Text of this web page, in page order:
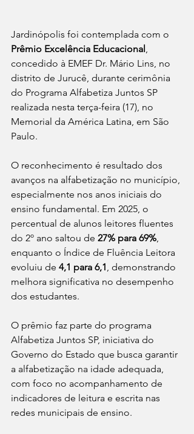
Jardinópolis foi contemplada com o
Prêmio Excelência Educacional ,
concedido à EMEF Dr. Mário Lins, no
distrito de Jurucê, durante cerimônia
do Programa Alfabetiza Juntos SP
realizada nesta terça-feira (17), no
Memorial da América Latina, em São
Paulo.
O reconhecimento é resultado dos
avanços na alfabetização no município,
especialmente nos anos iniciais do
ensino fundamental. Em 2025, o
percentual de alunos leitores fluentes
do 2º ano saltou de 27% para 69%,
enquanto o Índice de Fluência Leitora
evoluiu de 4,1 para 6,1, demonstrando
melhora significativa no desempenho
dos estudantes.
O prêmio faz parte do programa
Alfabetiza Juntos SP, iniciativa do
Governo do Estado que busca garantir
a alfabetização na idade adequada,
com foco no acompanhamento de
indicadores de leitura e escrita nas
redes municipais de ensino.